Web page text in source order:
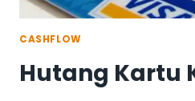
CASHFLOW
Hutang Kartu